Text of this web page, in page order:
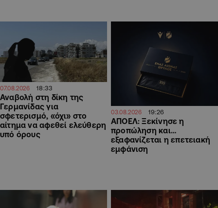
07.08.2026 18:33
Αναβολή στη δίκη της
Γερμανίδας για
σφετερισμό, «όχι» στο
αίτημα να αφεθεί ελεύθερη
υπό όρους
03.08.2026 19:26
ΑΠΟΕΛ: Ξεκίνησε η
προπώληση και…
εξαφανίζεται η επετειακή
εμφάνιση